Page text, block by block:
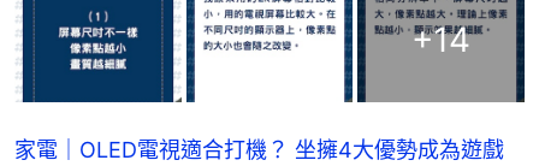
+14
家電｜OLED電視適合打機？ 坐擁4大優勢成為遊戲